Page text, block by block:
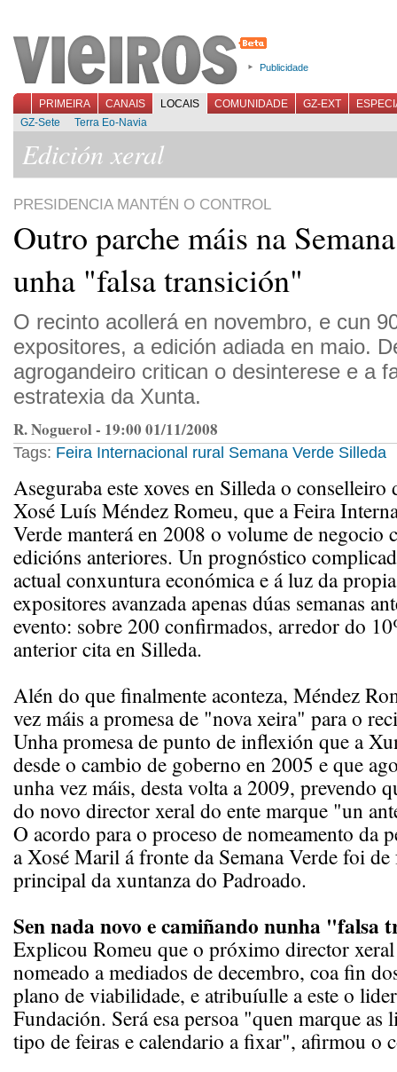
Publicidade
PRIMEIRA CANAIS LOCAIS COMUNIDADE GZ-EXT
GZ-Sete
Terra Eo-Navia
Edición xeral
PRESIDENCIA MANTÉN O CONTROL
Outro parche máis na
unha "falsa transición"
O recinto acollerá en novembro, e cun
expositores, a edición adiada en maio.
agrogandeiro critican o desinterese e a
estratexia da Xunta.
R. Noguerol - 19:00 01/11/2008
Tags: Feira Internacional rural Semana Verde Silleda
Aseguraba este xoves en Silleda o conselleiro
Xosé Luís Méndez Romeu, que a Feira
Verde manterá en 2008 o volume de negocio
edicións anteriores. Un prognóstico
actual conxuntura económica e á luz da
expositores avanzada apenas dúas semanas
evento: sobre 200 confirmados, arredor do
anterior cita en Silleda.
Alén do que finalmente aconteza, Méndez
vez máis a promesa de "nova xeira" para o
Unha promesa de punto de inflexión que a
desde o cambio de goberno en 2005 e que
unha vez máis, desta volta a 2009, prevendo
do novo director xeral do ente marque "un
O acordo para o proceso de nomeamento da
a Xosé Maril á fronte da Semana Verde foi
principal da xuntanza do Padroado.
Sen nada novo e camiñando nunha "falsa
Explicou Romeu que o próximo director xeral
nomeado a mediados de decembro, coa fin
plano de viabilidade, e atribuíulle a este o
Fundación. Será esa persoa "quen marque as
tipo de feiras e calendario a fixar", afirmou o